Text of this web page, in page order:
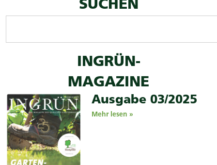
SUCHEN
INGRÜN-
MAGAZINE
Ausgabe 03/2025
Mehr lesen »